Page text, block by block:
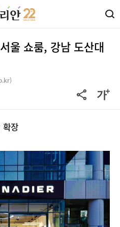
울 쇼룸, 강남 도산대
확장